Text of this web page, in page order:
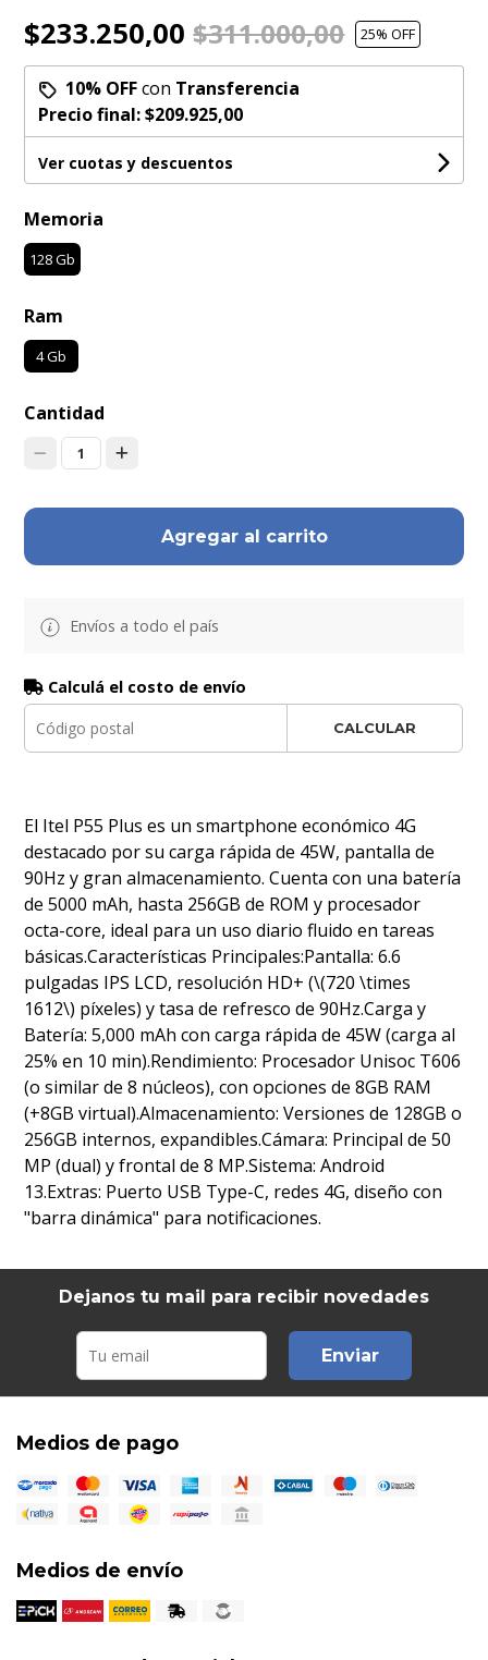
$233.250,00$311.000,00 25% OFF
10% OFFcon Transferencia
Precio final:$209.925,00
Ver cuotas y descuentos
Memoria
128 Gb
Ram
4 Gb
Cantidad
1
Agregar al carrito
Envíos a todo el país
Calculá el costo de envío
CALCULAR
El Itel P55 Plus es un smartphone económico 4G
destacado por su carga rápida de 45W, pantalla de
90Hz y gran almacenamiento. Cuenta con una batería
de 5000 mAh, hasta 256GB de ROM y procesador
octa-core, ideal para un uso diario fluido en tareas
básicas.Características Principales:Pantalla: 6.6
pulgadas IPS LCD, resolución HD+ (\(720 \times
1612\) píxeles) y tasa de refresco de 90Hz.Carga y
Batería: 5,000 mAh con carga rápida de 45W (carga al
25% en 10 min).Rendimiento: Procesador Unisoc T606
(o similar de 8 núcleos), con opciones de 8GB RAM
(+8GB virtual).Almacenamiento: Versiones de 128GB o
256GB internos, expandibles.Cámara: Principal de 50
MP (dual) y frontal de 8 MP.Sistema: Android
13.Extras: Puerto USB Type-C, redes 4G, diseño con
"barra dinámica" para notificaciones.
Dejanos tu mail para recibir novedades
Enviar
Medios de pago
Medios de envío